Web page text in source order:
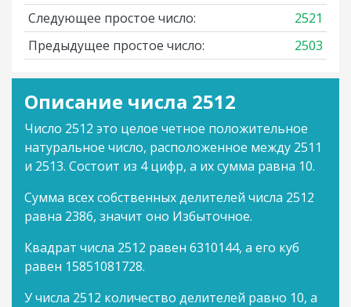
Следующее простое число:
2521
Предыдущее простое число:
2503
Описание числа 2512
Число 2512 это целое четное положительное
натуральное число, расположенное между 2511
и 2513. Состоит из 4 цифр, а их сумма равна 10.
Сумма всех собственных делителей числа 2512
равна 2386, значит оно Избыточное.
Квадрат числа 2512 равен 6310144, а его куб
равен 15851081728.
У числа 2512 количество делителей равно 10, а